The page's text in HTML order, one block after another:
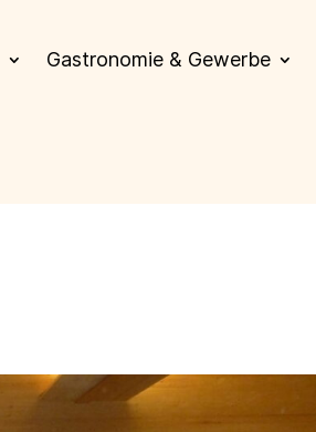
Gastronomie & Gewerbe